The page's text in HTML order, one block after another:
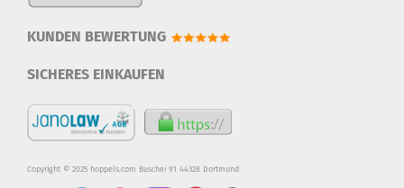
KUNDEN BEWERTUNG
SICHERES EINKAUFEN
Copyright © 2025 hoppels.com Buschei 91 44328 Dortmund